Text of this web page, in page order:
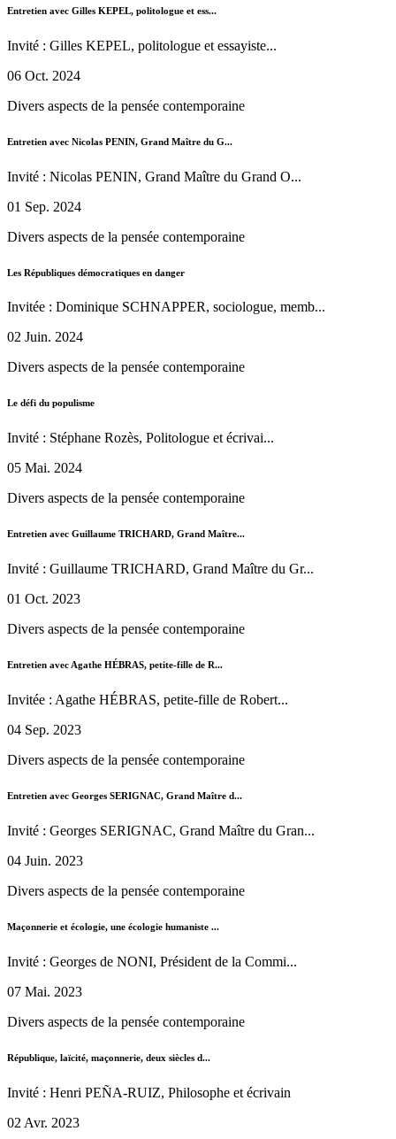
Entretien avec Gilles KEPEL, politologue et ess...
Invité : Gilles KEPEL, politologue et essayiste...
06 Oct. 2024
Divers aspects de la pensée contemporaine
Entretien avec Nicolas PENIN, Grand Maître du G...
Invité : Nicolas PENIN, Grand Maître du Grand O...
01 Sep. 2024
Divers aspects de la pensée contemporaine
Les Républiques démocratiques en danger
Invitée : Dominique SCHNAPPER, sociologue, memb...
02 Juin. 2024
Divers aspects de la pensée contemporaine
Le défi du populisme
Invité : Stéphane Rozès, Politologue et écrivai...
05 Mai. 2024
Divers aspects de la pensée contemporaine
Entretien avec Guillaume TRICHARD, Grand Maître...
Invité : Guillaume TRICHARD, Grand Maître du Gr...
01 Oct. 2023
Divers aspects de la pensée contemporaine
Entretien avec Agathe HÉBRAS, petite-fille de R...
Invitée : Agathe HÉBRAS, petite-fille de Robert...
04 Sep. 2023
Divers aspects de la pensée contemporaine
Entretien avec Georges SERIGNAC, Grand Maître d...
Invité : Georges SERIGNAC, Grand Maître du Gran...
04 Juin. 2023
Divers aspects de la pensée contemporaine
Maçonnerie et écologie, une écologie humaniste ...
Invité : Georges de NONI, Président de la Commi...
07 Mai. 2023
Divers aspects de la pensée contemporaine
République, laïcité, maçonnerie, deux siècles d...
Invité : Henri PEÑA-RUIZ, Philosophe et écrivain
02 Avr. 2023